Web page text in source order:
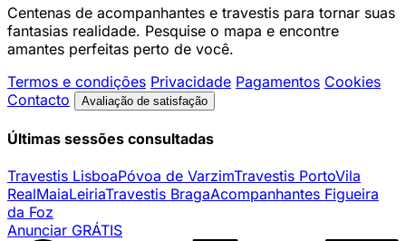
Centenas de acompanhantes e travestis para tornar suas
fantasias realidade. Pesquise o mapa e encontre
amantes perfeitas perto de você.
Termos e condições Privacidade Pagamentos Cookies
Contacto
Avaliação de satisfação
Últimas sessões consultadas
Travestis LisboaPóvoa de VarzimTravestis PortoVila
RealMaiaLeiriaTravestis BragaAcompanhantes Figueira
da Foz
Anunciar GRÁTIS